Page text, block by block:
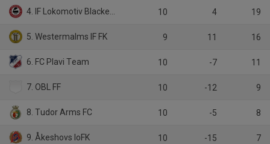
4. IF Lokomotiv Blackeberg 10 4 19
5. Westermalms IF FK 9 11 16
6. FC Plavi Team 10 -7 11
7. OBL FF 10 -12 9
8. Tudor Arms FC 10 -5 8
9. Åkeshovs IoFK 10 -15 7